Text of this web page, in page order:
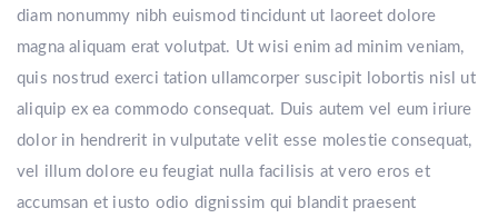
diam nonummy nibh euismod tincidunt ut laoreet dolore
magna aliquam erat volutpat. Ut wisi enim ad minim veniam,
quis nostrud exerci tation ullamcorper suscipit lobortis nisl ut
aliquip ex ea commodo consequat. Duis autem vel eum iriure
dolor in hendrerit in vulputate velit esse molestie consequat,
vel illum dolore eu feugiat nulla facilisis at vero eros et
accumsan et iusto odio dignissim qui blandit praesent